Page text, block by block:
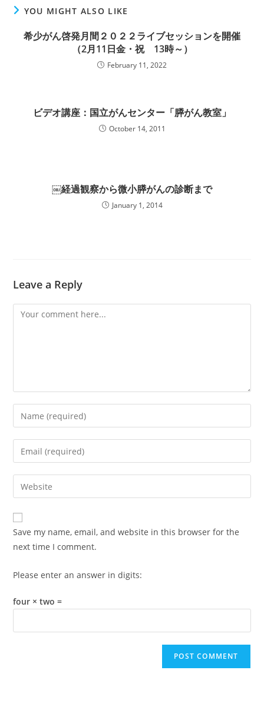
YOU MIGHT ALSO LIKE
希少がん啓発月間２０２２ライブセッションを開催
（2月11日金・祝 13時～）
February 11, 2022
ビデオ講座：国立がんセンター「膵がん教室」
October 14, 2011
￼経過観察から微小膵がんの診断まで
January 1, 2014
Leave a Reply
Comment
Enter
your
name
comment
Enter
your
email
address
comment
Enter
your
website
URL
(optional)
Save my name, email, and website in this browser for the
next time I comment.
Please enter an answer in digits:
four × two =